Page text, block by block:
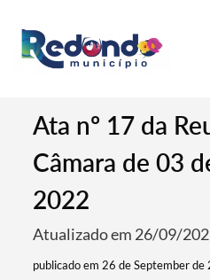
Ata nº 17 da
Câmara de 03
2022
Atualizado em 26/09/
publicado em 26 de September de